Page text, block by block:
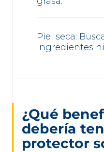
Piel seca:
ingredientes
¿Qué
debería
protector